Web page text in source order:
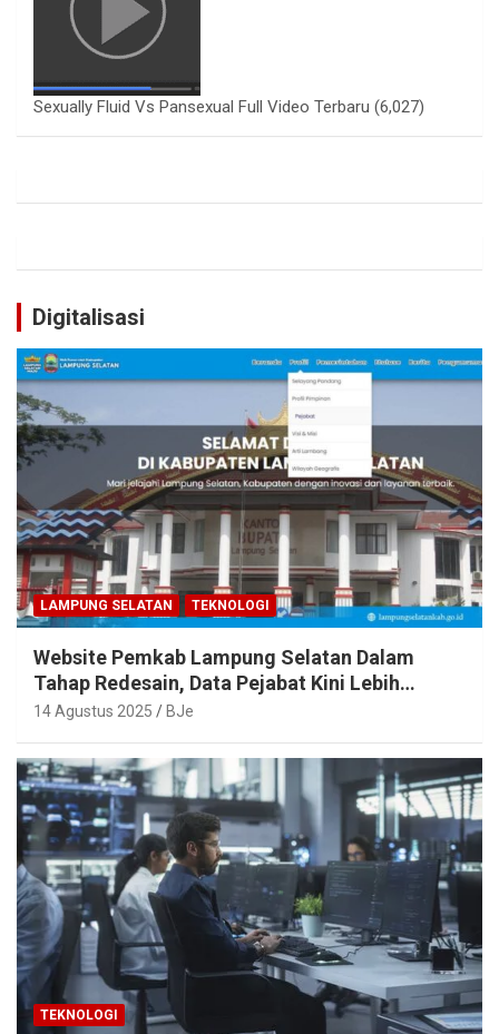
Sexually Fluid Vs Pansexual Full Video Terbaru (6,027)
Digitalisasi
LAMPUNG SELATAN TEKNOLOGI
Website Pemkab Lampung Selatan Dalam
Tahap Redesain, Data Pejabat Kini Lebih
Mudah Diakses
14 Agustus 2025 BJe
TEKNOLOGI